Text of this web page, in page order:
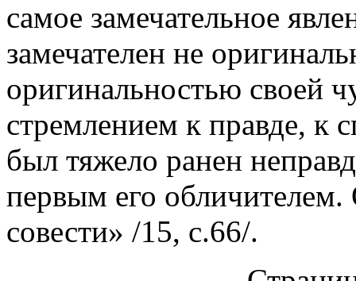
самое замечательное
замечателен не
оригинальностью своей
стремлением к правде, к
был тяжело ранен
первым его обличителем.
совести» /15, с.66/.